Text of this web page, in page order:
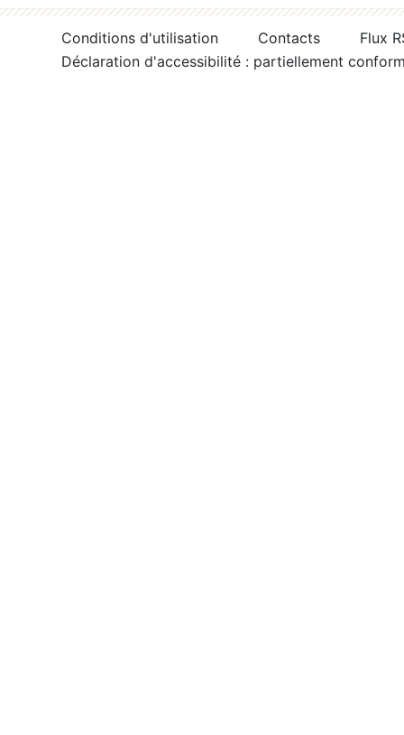
Conditions d'utilisation Contacts
Flux
Déclaration d'accessibilité : partiellement